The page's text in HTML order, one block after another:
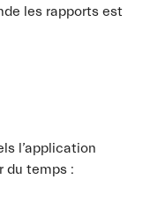
les rapports est
l’application
du temps :